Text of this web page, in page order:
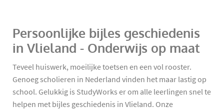
Persoonlijke bijles geschiedenis
in Vlieland - Onderwijs op maat
Teveel huiswerk, moeilijke toetsen en een vol rooster.
Genoeg scholieren in Nederland vinden het maar lastig op
school. Gelukkig is StudyWorks er om alle leerlingen snel te
helpen met bijles geschiedenis in Vlieland. Onze